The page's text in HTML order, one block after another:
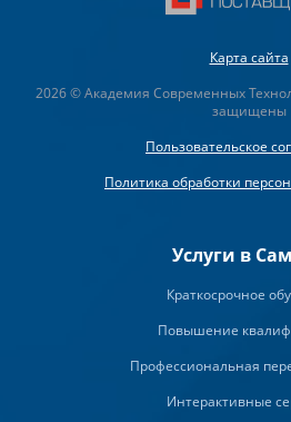
Карта сайта
2026 © Академия Современных
защищены
Пользовательское
Политика обработки
Услуги в
Краткосрочное
Повышение
Профессиональная
Интерактивные